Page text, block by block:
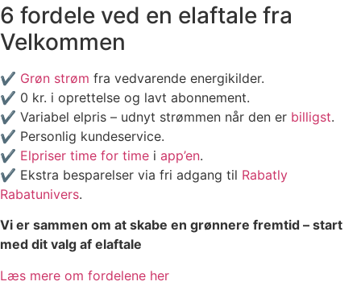
6 fordele ved en elaftale fra
Velkommen
✔️ Grøn strøm fra vedvarende energikilder.
✔️ 0 kr. i oprettelse og lavt abonnement.
✔️ Variabel elpris – udnyt strømmen når den er billigst.
✔️ Personlig kundeservice.
✔️ Elpriser time for time i app’en.
✔️ Ekstra besparelser via fri adgang til Rabatly
Rabatunivers.
Vi er sammen om at skabe en grønnere fremtid – start
med dit valg af elaftale
Læs mere om fordelene her